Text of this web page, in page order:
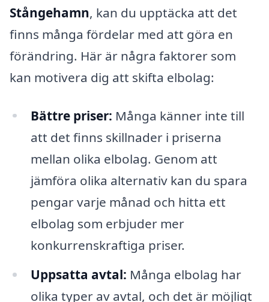
Stångehamn, kan du upptäcka att det
finns många fördelar med att göra en
förändring. Här är några faktorer som
kan motivera dig att skifta elbolag:
Bättre priser: Många känner inte till
att det finns skillnader i priserna
mellan olika elbolag. Genom att
jämföra olika alternativ kan du spara
pengar varje månad och hitta ett
elbolag som erbjuder mer
konkurrenskraftiga priser.
Uppsatta avtal: Många elbolag har
olika typer av avtal, och det är möjligt